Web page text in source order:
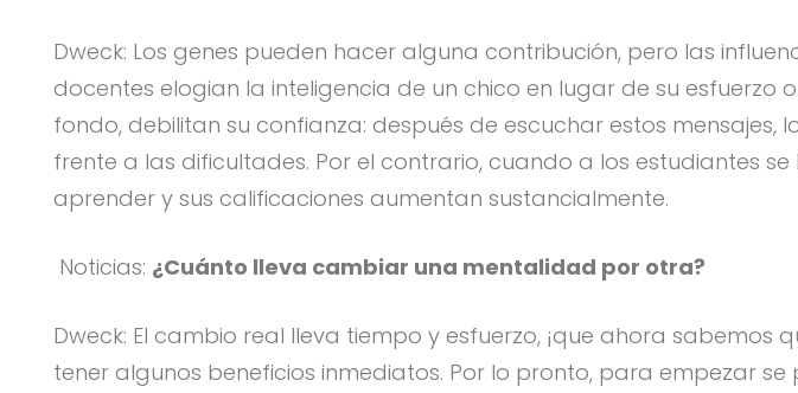
Dweck: Los genes pueden hacer alguna contribución, pero las
docentes elogian la inteligencia de un chico en lugar de su esfuerzo
fondo, debilitan su confianza: después de escuchar estos
frente a las dificultades. Por el contrario, cuando a los estudiantes
aprender y sus calificaciones aumentan sustancialmente.
Noticias: ¿Cuánto lleva cambiar una mentalidad por otra?
Dweck: El cambio real lleva tiempo y esfuerzo, ¡que ahora
tener algunos beneficios inmediatos. Por lo pronto, para empezar